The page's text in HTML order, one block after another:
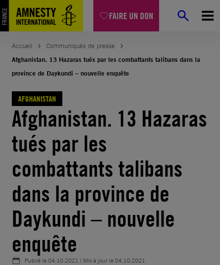
FAIRE UN DON
Aller
au
contenu
Accueil
Communiqués de presse
Afghanistan. 13 Hazaras tués par les combattants talibans dans la
province de Daykundi – nouvelle enquête
AFGHANISTAN
Afghanistan. 13 Hazaras
tués par les
combattants talibans
dans la province de
Daykundi – nouvelle
enquête
Publié le04.10.2021 | Mis à jour le04.10.2021